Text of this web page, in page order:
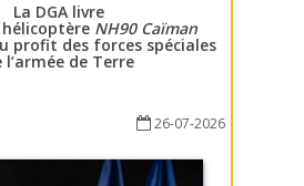
La DGA livre
NH90 Caïman
profit des forces spéciales
l’armée de Terre
26-07-2026